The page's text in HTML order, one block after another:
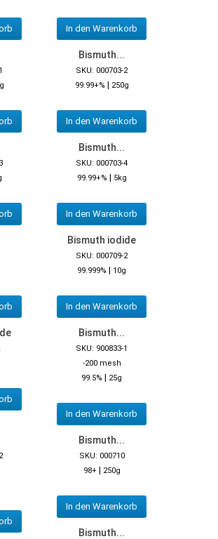
In den Warenkorb
Bismuth...
SKU: 000703-2
99.99+% | 250g
In den Warenkorb
Bismuth...
SKU: 000703-4
99.99+% | 5kg
In den Warenkorb
Bismuth iodide
SKU: 000709-2
99.999% | 10g
In den Warenkorb
Bismuth...
SKU: 900833-1
-200 mesh
99.5% | 25g
In den Warenkorb
Bismuth...
SKU: 000710
98+| 250g
In den Warenkorb
Bismuth...